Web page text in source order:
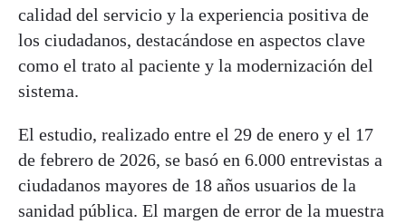
calidad del servicio y la experiencia positiva de
los ciudadanos, destacándose en aspectos clave
como el trato al paciente y la modernización del
sistema.
El estudio, realizado entre el 29 de enero y el 17
de febrero de 2026, se basó en 6.000 entrevistas a
ciudadanos mayores de 18 años usuarios de la
sanidad pública. El margen de error de la muestra